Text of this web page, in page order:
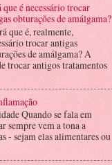
que é necessário trocar
obturações de amálgama?
que é, realmente,
trocar antigas
de amálgama? A
trocar antigos tratamentos
Quando se fala em
sempre vem a tona a
- sejam elas alimentares ou